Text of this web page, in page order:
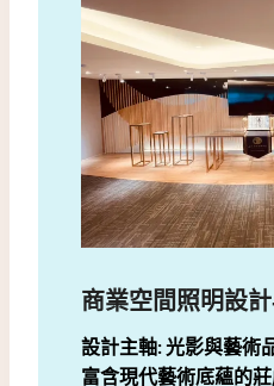
商業空間照明設
設計主軸: 光影與藝術
富含現代藝術底蘊的